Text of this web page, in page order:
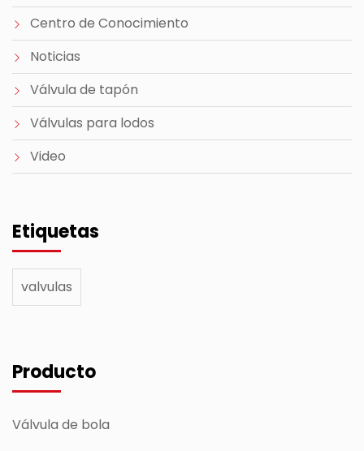
Centro de Conocimiento
Noticias
Válvula de tapón
Válvulas para lodos
Video
Etiquetas
valvulas
Producto
Válvula de bola